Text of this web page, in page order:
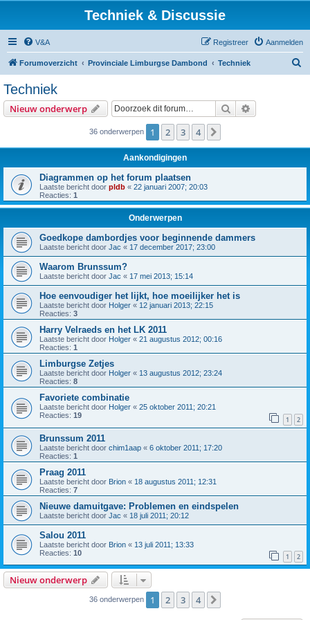
Techniek & Discussie
V&A Aanmelden
Registreer
Forumoverzicht Provinciale Limburgse Dambond Techniek
Techniek
Nieuw onderwerp Zoek
36 onderwerpen 1 2 3 4
Aankondigingen
Diagrammen op het forum plaatsen
Laatste bericht door pldb « 22 januari 2007; 20:03
Reacties: 1
Onderwerpen
Goedkope dambordjes voor beginnende dammers
Laatste bericht door Jac « 17 december 2017; 23:00
Waarom Brunssum?
Laatste bericht door Jac « 17 mei 2013; 15:14
Hoe eenvoudiger het lijkt, hoe moeilijker het is
Laatste bericht door Holger « 12 januari 2013; 22:15
Reacties: 3
Harry Velraeds en het LK 2011
Laatste bericht door Holger « 21 augustus 2012; 00:16
Reacties: 1
Limburgse Zetjes
Laatste bericht door Holger « 13 augustus 2012; 23:24
Reacties: 8
Favoriete combinatie
Laatste bericht door Holger « 25 oktober 2011; 20:21
Reacties: 19 1 2
Brunssum 2011
Laatste bericht door chim1aap « 6 oktober 2011; 17:20
Reacties: 1
Praag 2011
Laatste bericht door Brion « 18 augustus 2011; 12:31
Reacties: 7
Nieuwe damuitgave: Problemen en eindspelen
Laatste bericht door Jac « 18 juli 2011; 20:12
Salou 2011
Laatste bericht door Brion « 13 juli 2011; 13:33
Reacties: 10 1 2
Nieuw onderwerp
36 onderwerpen 1 2 3 4